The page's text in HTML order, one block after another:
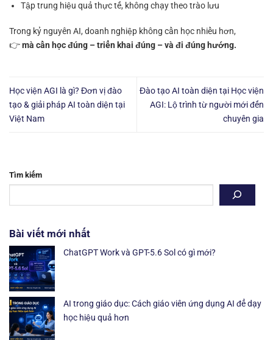
Tập trung hiệu quả thực tế, không chạy theo trào lưu
Trong kỷ nguyên AI, doanh nghiệp không cần học nhiều hơn,
👉mà cần học đúng – triển khai đúng – và đi đúng hướng.
Học viện AGI là gì? Đơn vị đào
tạo & giải pháp AI toàn diện tại
Việt Nam
Đào tạo AI toàn diện tại Học viện
AGI: Lộ trình từ người mới đến
chuyên gia
Tìm kiếm
Bài viết mới nhất
ChatGPT Work và GPT-5.6 Sol có gì mới?
AI trong giáo dục: Cách giáo viên ứng dụng AI để dạy
học hiệu quả hơn